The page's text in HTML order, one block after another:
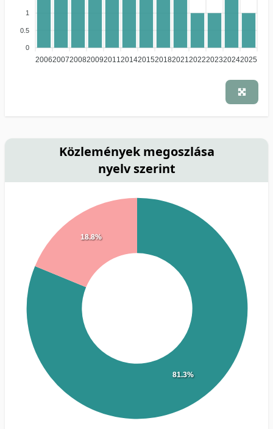
1
0.5
0
2006200720082009201120142015201820212022202320242025
Közlemények megoszlása
nyelv szerint
81.3%
18.8%